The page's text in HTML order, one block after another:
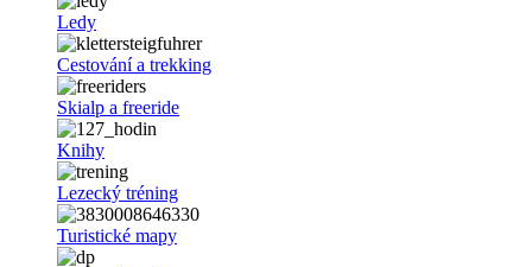
Ledy
Cestování a trekking
Skialp a freeride
Knihy
Lezecký tréning
Turistické mapy